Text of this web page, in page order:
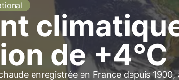
de +4°C
enregistrée en France depuis 1900,